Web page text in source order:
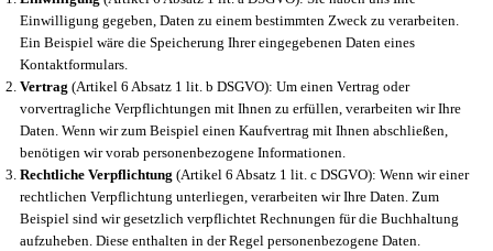
Einwilligung gegeben, Daten zu einem bestimmten Zweck zu verarbeiten.
Ein Beispiel wäre die Speicherung Ihrer eingegebenen Daten eines
Kontaktformulars.
Vertrag (Artikel 6 Absatz 1 lit. b DSGVO): Um einen Vertrag oder
vorvertragliche Verpflichtungen mit Ihnen zu erfüllen, verarbeiten wir Ihre
Daten. Wenn wir zum Beispiel einen Kaufvertrag mit Ihnen abschließen,
benötigen wir vorab personenbezogene Informationen.
Rechtliche Verpflichtung (Artikel 6 Absatz 1 lit. c DSGVO): Wenn wir einer
rechtlichen Verpflichtung unterliegen, verarbeiten wir Ihre Daten. Zum
Beispiel sind wir gesetzlich verpflichtet Rechnungen für die Buchhaltung
aufzuheben. Diese enthalten in der Regel personenbezogene Daten.